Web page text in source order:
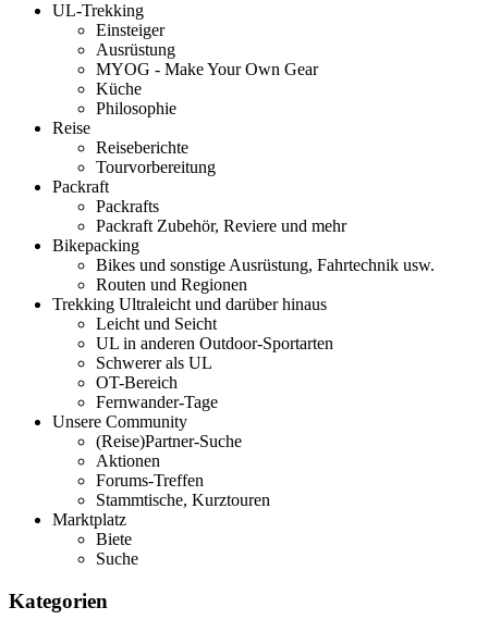
UL-Trekking
Einsteiger
Ausrüstung
MYOG - Make Your Own Gear
Küche
Philosophie
Reise
Reiseberichte
Tourvorbereitung
Packraft
Packrafts
Packraft Zubehör, Reviere und mehr
Bikepacking
Bikes und sonstige Ausrüstung, Fahrtechnik usw.
Routen und Regionen
Trekking Ultraleicht und darüber hinaus
Leicht und Seicht
UL in anderen Outdoor-Sportarten
Schwerer als UL
OT-Bereich
Fernwander-Tage
Unsere Community
(Reise)Partner-Suche
Aktionen
Forums-Treffen
Stammtische, Kurztouren
Marktplatz
Biete
Suche
Kategorien